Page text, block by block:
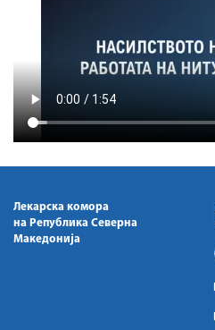
Лекарска комора
на Република Северна
Македонија